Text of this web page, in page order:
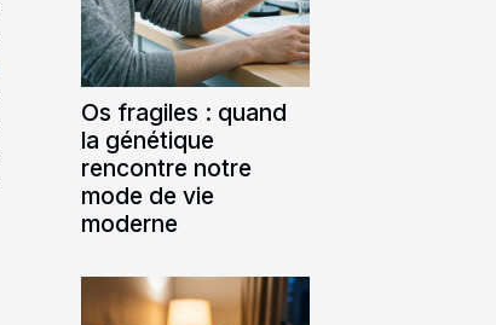
Os fragiles : quand
la génétique
rencontre notre
mode de vie
moderne